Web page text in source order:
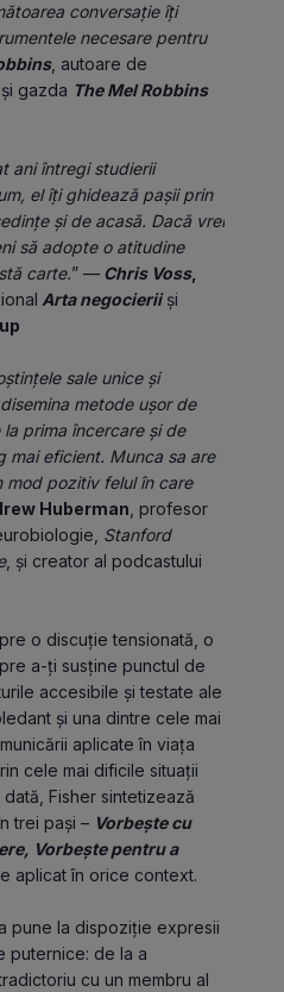
conversație îți
necesare pentru
, autoare de
gazda The Mel Robbins
ani întregi studierii
el îți ghidează pașii prin
și de acasă. Dacă vrei
să adopte o atitudine
carte.” — Chris Voss
Arta negocierii și
sale unice și
metode ușor de
prima încercare și de
mai eficient. Munca sa are
mod pozitiv felul în care
Huberman , profesor
Stanford
o discuție tensionată, o
a-ți susține punctul de
accesibile și testate ale
și una dintre cele mai
aplicate în viața
cele mai dificile situații
Fisher sintetizează
trei pași – Vorbește cu
Vorbește pentru a
aplicat în orice context.
pune la dispoziție expresii
puternice: de la a
cu un membru al